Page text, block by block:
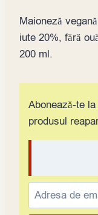
Maioneză
iute 20%, fără
200 ml.
Abonează-te
produsul
Enter
your